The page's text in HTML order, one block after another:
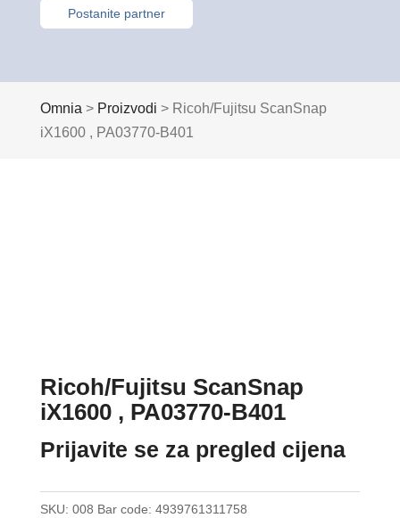
Postanite partner
Omnia > Proizvodi > Ricoh/Fujitsu ScanSnap
iX1600 , PA03770-B401
Ricoh/Fujitsu ScanSnap
iX1600 , PA03770-B401
Prijavite se za pregled cijena
SKU: 008 Bar code: 4939761311758